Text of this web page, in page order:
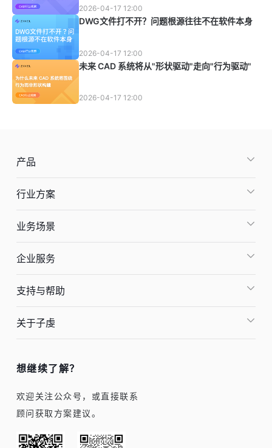
2026-04-17 12:00
DWG文件打不开？问题根源往往不在软件本身
2026-04-17 12:00
未来 CAD 系统将从"形状驱动"走向"行为驱动"
2026-04-17 12:00
产品
行业方案
业务场景
企业服务
支持与帮助
关于子虔
想继续了解？
欢迎关注公众号，或直接联系
顾问获取方案建议。